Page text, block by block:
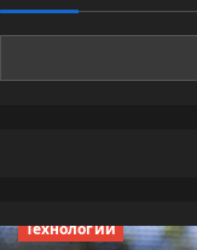
Технологии